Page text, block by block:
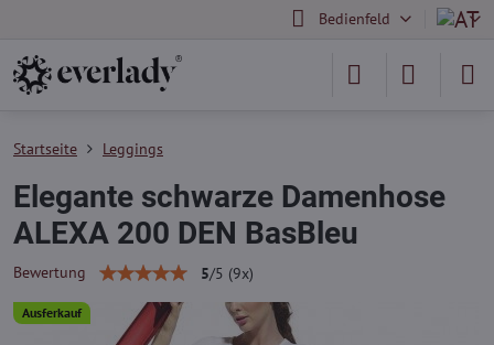
Bedienfeld
Ausferkauf
Startseite Leggings
Elegante schwarze Damenhose
ALEXA 200 DEN BasBleu
Bewertung 5/5 (9x)